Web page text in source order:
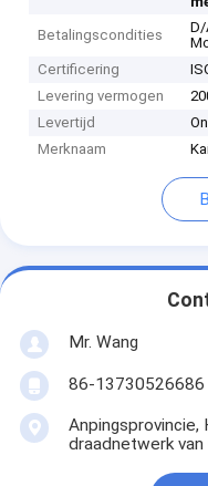
Betalingscondities
D/
Certificering
Levering vermogen
Levertijd
Merknaam
Mr. Wang
86-13730526686
Anpingsprovincie,
draadnetwerk